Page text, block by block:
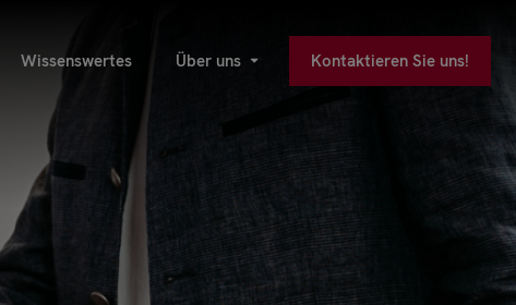
Wissenswertes Über uns Kontaktieren Sie uns!